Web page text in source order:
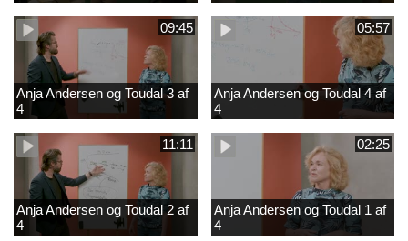
09:45
Anja Andersen og Toudal 3 af
4
05:57
Anja Andersen og Toudal 4 af
4
11:11
Anja Andersen og Toudal 2 af
4
02:25
Anja Andersen og Toudal 1 af
4